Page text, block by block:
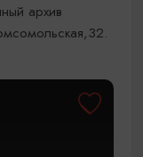
архив